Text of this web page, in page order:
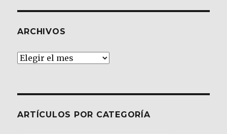
ARCHIVOS
Archivos
ARTÍCULOS POR CATEGORÍA